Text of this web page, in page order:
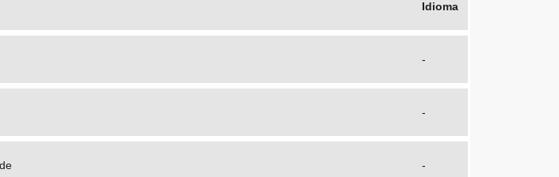
Idioma
-
-
-